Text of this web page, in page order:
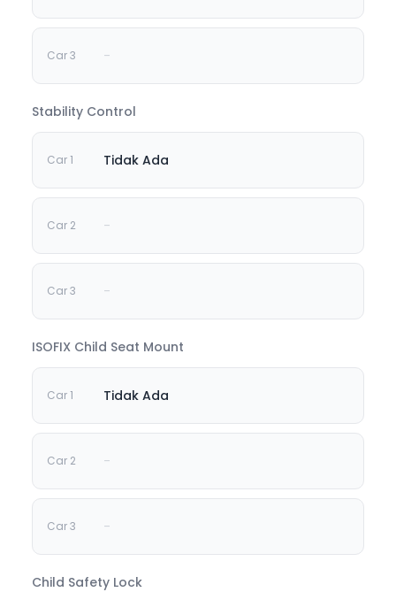
-
Stability Control
Tidak Ada
-
-
ISOFIX Child Seat Mount
Tidak Ada
-
-
Child Safety Lock